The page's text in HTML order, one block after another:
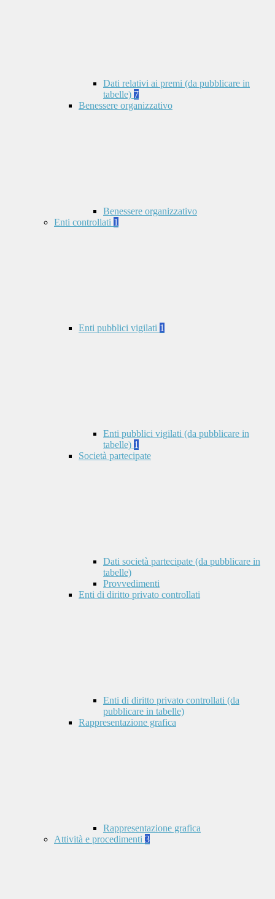
Dati relativi ai premi (da pubblicare in
tabelle) 7
Benessere organizzativo
Benessere organizzativo
Enti controllati 1
Enti pubblici vigilati 1
Enti pubblici vigilati (da pubblicare in
tabelle) 1
Società partecipate
Dati società partecipate (da pubblicare in
tabelle)
Provvedimenti
Enti di diritto privato controllati
Enti di diritto privato controllati (da
pubblicare in tabelle)
Rappresentazione grafica
Rappresentazione grafica
Attività e procedimenti 3